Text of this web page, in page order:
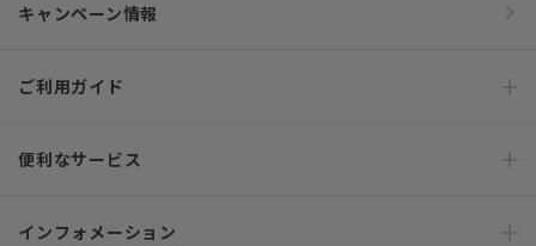
キャンペーン情報
ご利用ガイド
便利なサービス
インフォメーション